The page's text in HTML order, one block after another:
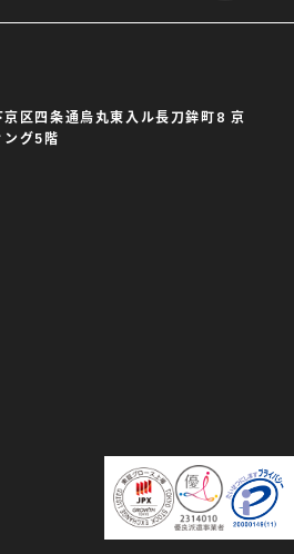
京区四条通烏丸東入ル長刀鉾町8 京
ング5階